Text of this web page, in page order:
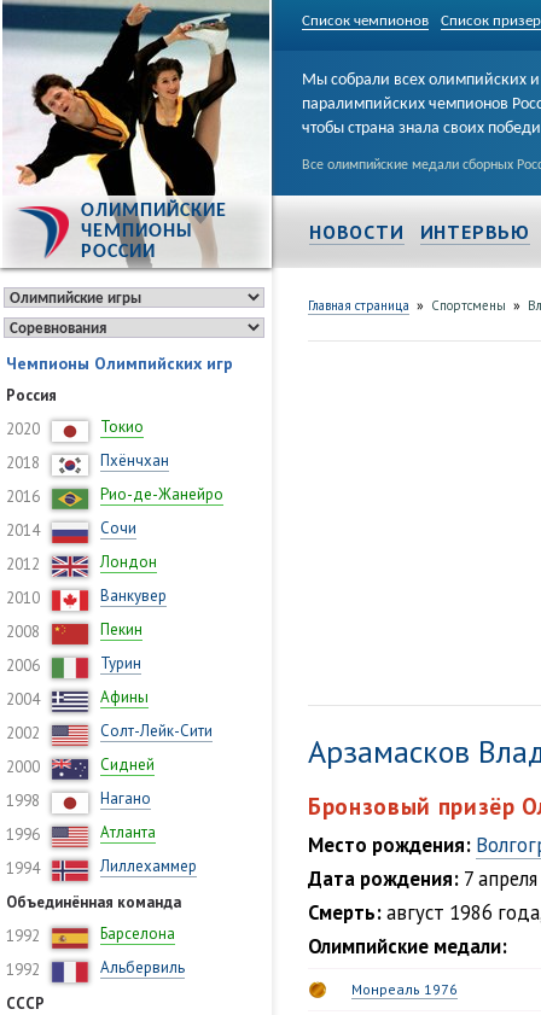
Список чемпионов Список
ОЛИМПИЙСКИЕ
ЧЕМПИОНЫ
РОССИИ
Мы собрали всех олимпийских и
паралимпийских чемпионов
чтобы страна знала своих
Все олимпийские медали сборных
НОВОСТИ ИНТЕРВЬЮ
Чемпионы Олимпийских игр
Россия
2020
Токио
2018
Пхёнчхан
2016
Рио-де-Жанейро
2014
Сочи
2012
Лондон
2010
Ванкувер
2008
Пекин
2006
Турин
2004
Афины
2002
Солт-Лейк-Сити
2000
Сидней
1998
Нагано
1996
Атланта
1994
Лиллехаммер
Объединённая команда
1992
Барселона
1992
Альбервиль
СССР
Главная страница » Спортсмены »
Арзамасков
Бронзовый призёр
Место рождения:
Дата рождения: 7
Смерть:август 1986
Олимпийские медали:
Монреаль 1976